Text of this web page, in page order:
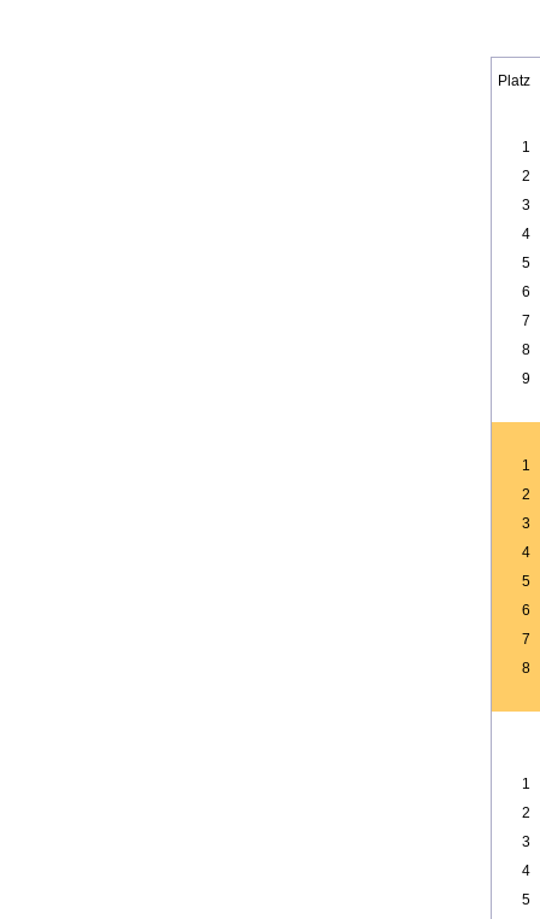
Platz
1
2
3
4
5
6
7
8
9
1
2
3
4
5
6
7
8
1
2
3
4
5